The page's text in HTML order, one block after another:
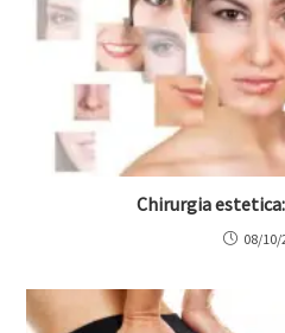
Chirurgia
08/10/